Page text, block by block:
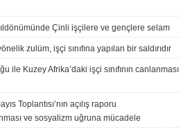
Çinli işçilere ve gençlere selam
zulüm, işçi sınıfına yapılan bir saldırıdır
ile Kuzey Afrika’daki işçi sınıfının canlanması
Toplantısı’nın açılış raporu
ve sosyalizm uğruna mücadele